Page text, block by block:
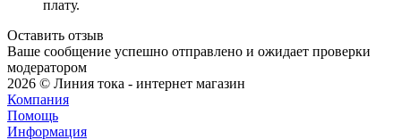
плату.
Оставить отзыв
Ваше сообщение успешно отправлено и ожидает проверки
модератором
2026 © Линия тока - интернет магазин
Компания
Помощь
Информация